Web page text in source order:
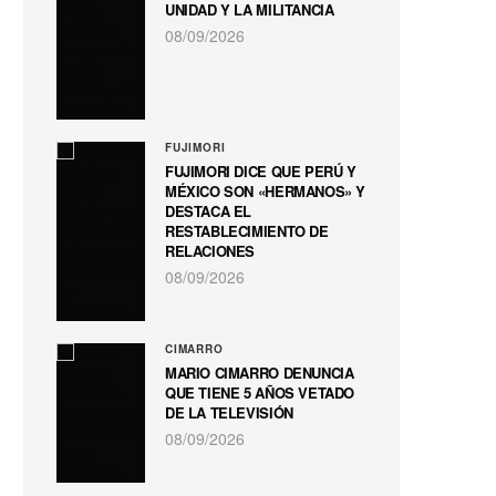
UNIDAD Y LA MILITANCIA
08/09/2026
FUJIMORI
FUJIMORI DICE QUE PERÚ Y
MÉXICO SON «HERMANOS» Y
DESTACA EL
RESTABLECIMIENTO DE
RELACIONES
08/09/2026
CIMARRO
MARIO CIMARRO DENUNCIA
QUE TIENE 5 AÑOS VETADO
DE LA TELEVISIÓN
08/09/2026